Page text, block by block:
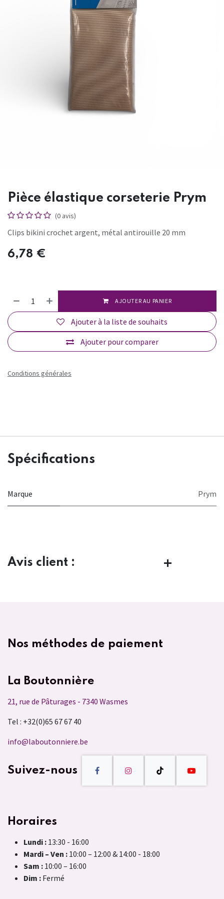
Pièce élastique corseterie Prym
(0 avis)
Clips bikini crochet argent, métal antirouille 20 mm
6,78 €
AJOUTER AU PANIER
Ajouter pour comparer
Ajouter à la liste de souhaits
Conditions générales
Spécifications
Marque Prym
Avis client :
Nos méthodes de paiement
La Boutonnière
21, rue de Pâturages - 7340 Wasmes
Tel : +32(0)65 67 67 40
info@laboutonniere.be
Suivez-nous
Horaires
Lundi : 13:30 - 16:00
Mardi – Ven : 10:00 – 12:00 & 14:00 - 18:00
Sam : 10:00 – 16:00
Dim : Fermé